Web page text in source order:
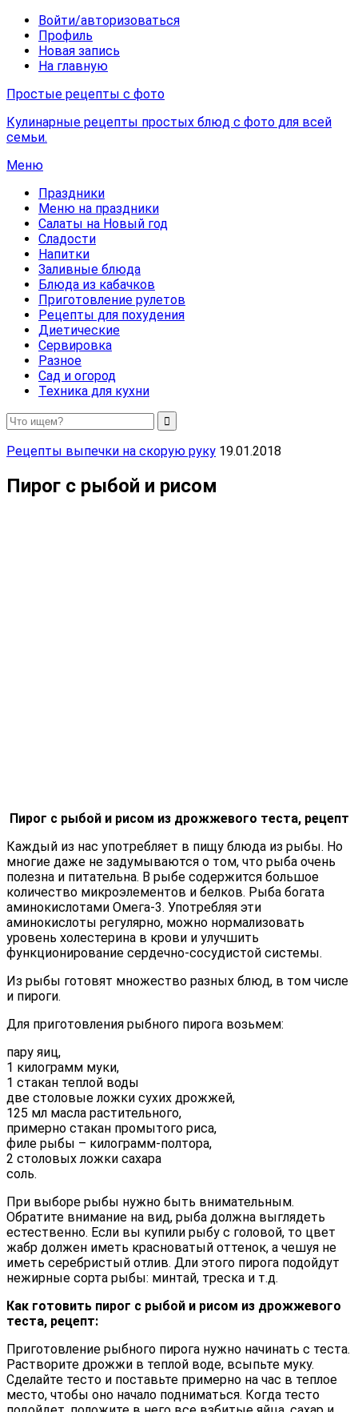
Войти/авторизоваться
Профиль
Новая запись
На главную
Простые рецепты с фото
Кулинарные рецепты простых блюд с фото для всей
семьи.
Меню
Праздники
Меню на праздники
Салаты на Новый год
Сладости
Напитки
Заливные блюда
Блюда из кабачков
Приготовление рулетов
Рецепты для похудения
Диетические
Сервировка
Разное
Сад и огород
Техника для кухни
Рецепты выпечки на скорую руку 19.01.2018
Пирог с рыбой и рисом
Пирог с рыбой и рисом из дрожжевого теста, рецепт
Каждый из нас употребляет в пищу блюда из рыбы. Но
многие даже не задумываются о том, что рыба очень
полезна и питательна. В рыбе содержится большое
количество микроэлементов и белков. Рыба богата
аминокислотами Омега-3. Употребляя эти
аминокислоты регулярно, можно нормализовать
уровень холестерина в крови и улучшить
функционирование сердечно-сосудистой системы.
Из рыбы готовят множество разных блюд, в том числе
и пироги.
Для приготовления рыбного пирога возьмем:
пару яиц,
1 килограмм муки,
1 стакан теплой воды
две столовые ложки сухих дрожжей,
125 мл масла растительного,
примерно стакан промытого риса,
филе рыбы – килограмм-полтора,
2 столовых ложки сахара
соль.
При выборе рыбы нужно быть внимательным.
Обратите внимание на вид, рыба должна выглядеть
естественно. Если вы купили рыбу с головой, то цвет
жабр должен иметь красноватый оттенок, а чешуя не
иметь серебристый отлив. Дли этого пирога подойдут
нежирные сорта рыбы: минтай, треска и т.д.
Как готовить пирог с рыбой и рисом из дрожжевого
теста, рецепт:
Приготовление рыбного пирога нужно начинать с теста.
Растворите дрожжи в теплой воде, всыпьте муку.
Сделайте тесто и поставьте примерно на час в теплое
место, чтобы оно начало подниматься. Когда тесто